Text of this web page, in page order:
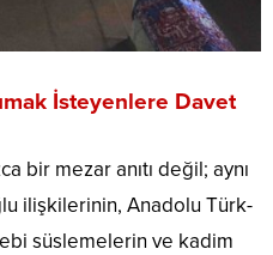
İsteyenlere Davet
bir mezar anıtı değil; aynı
ilişkilerinin, Anadolu Türk-
süslemelerin ve kadim